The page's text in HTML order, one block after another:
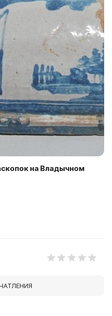
на Владычном